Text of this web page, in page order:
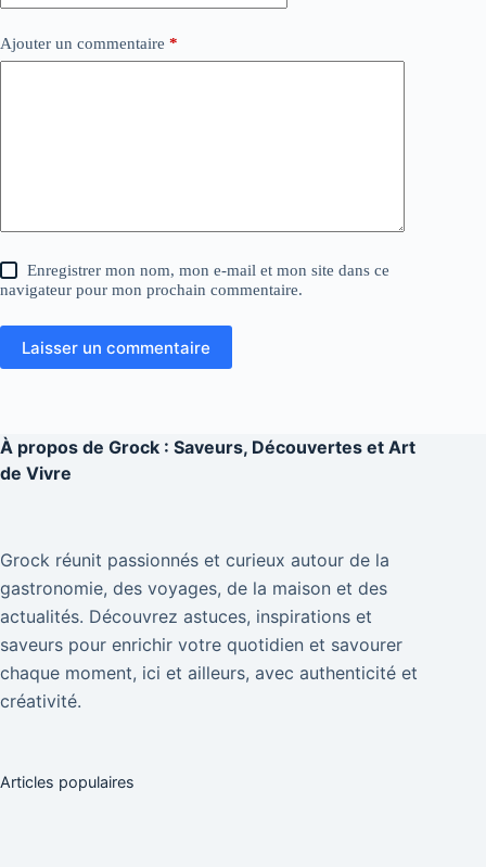
Ajouter un commentaire *
Enregistrer mon nom, mon e-mail et mon site dans ce
navigateur pour mon prochain commentaire.
Laisser un commentaire
À propos de Grock : Saveurs, Découvertes et Art
de Vivre
Grock réunit passionnés et curieux autour de la
gastronomie, des voyages, de la maison et des
actualités. Découvrez astuces, inspirations et
saveurs pour enrichir votre quotidien et savourer
chaque moment, ici et ailleurs, avec authenticité et
créativité.
Articles populaires